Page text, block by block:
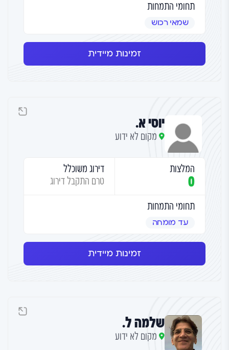
תחומי התמחות
שמאי רכוש
זמינות מיידית
יוסי א.
מקום לא ידוע
המלצות
0
דירוג משוכלל
טרם התקבל דירוג
תחומי התמחות
עד מומחה
זמינות מיידית
שלמה ל.
מקום לא ידוע